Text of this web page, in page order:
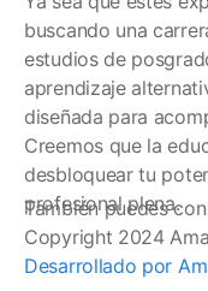
buscando una
estudios de
aprendizaje
diseñada para
Creemos que la
desbloquear tu
profesional plena.
También puedes
Copyright 2024
Desarrollado por